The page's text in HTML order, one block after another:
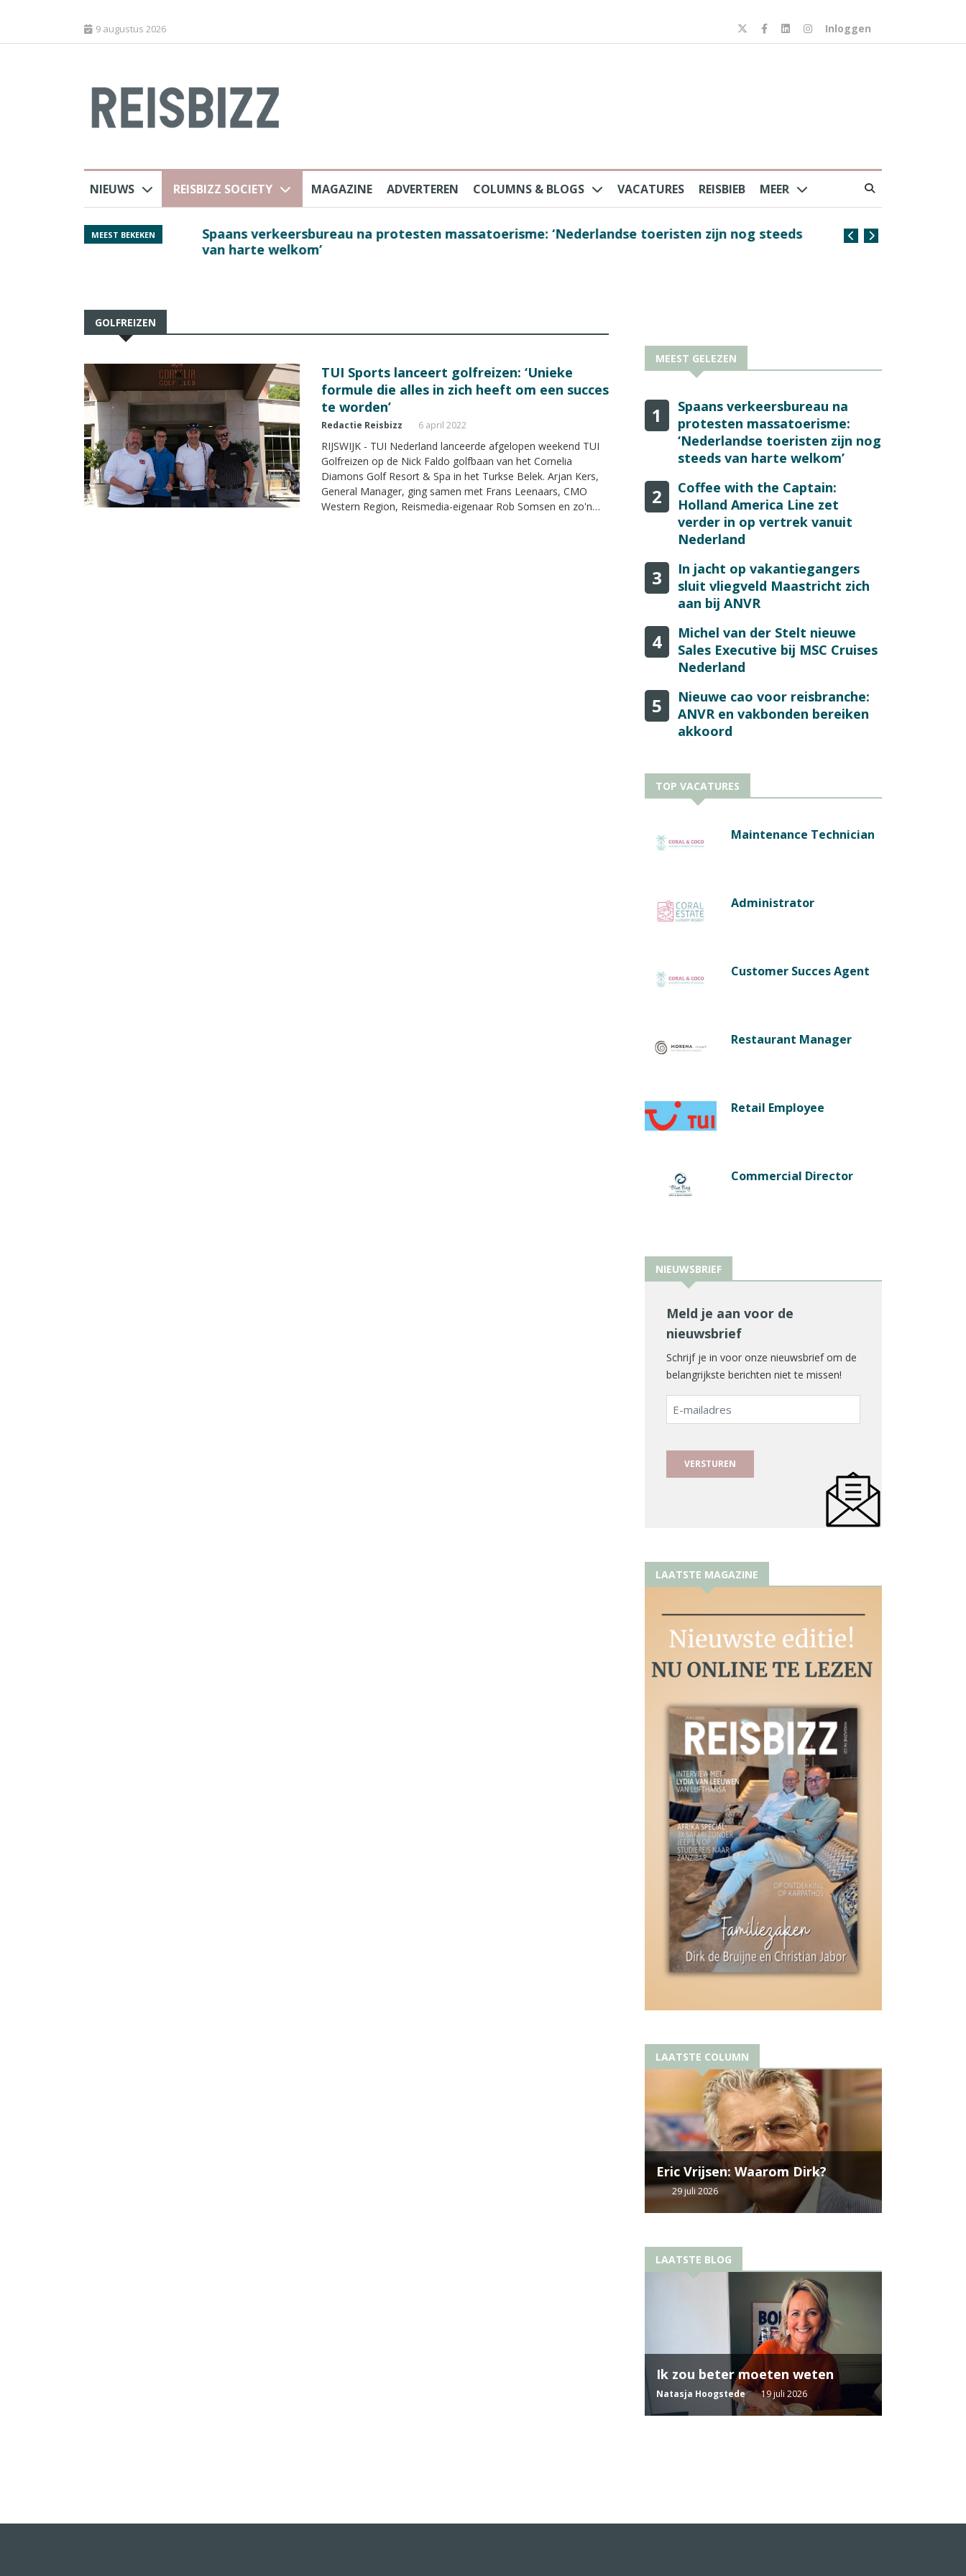
9 augustus 2026 Inloggen
NIEUWS REISBIZZ SOCIETY MAGAZINE ADVERTEREN COLUMNS & BLOGS VACATURES REISBIEB MEER
MEEST BEKEKEN
Spaans verkeersbureau na protesten massatoerisme: ‘Nederlandse toeristen zijn nog steeds
van harte welkom’
Coffee with the
GOLFREIZEN
TUI Sports lanceert golfreizen: ‘Unieke
formule die alles in zich heeft om een succes
te worden’
Redactie Reisbizz 6 april 2022
RIJSWIJK - TUI Nederland lanceerde afgelopen weekend TUI
Golfreizen op de Nick Faldo golfbaan van het Cornelia
Diamons Golf Resort & Spa in het Turkse Belek. Arjan Kers,
General Manager, ging samen met Frans Leenaars, CMO
Western Region, Reismedia-eigenaar Rob Somsen en zo'n
MEEST GELEZEN
1
Spaans verkeersbureau na
protesten massatoerisme:
‘Nederlandse toeristen zijn nog
steeds van harte welkom’
2
Coffee with the Captain:
Holland America Line zet
verder in op vertrek vanuit
Nederland
3
In jacht op vakantiegangers
sluit vliegveld Maastricht zich
aan bij ANVR
4
Michel van der Stelt nieuwe
Sales Executive bij MSC Cruises
Nederland
5
Nieuwe cao voor reisbranche:
ANVR en vakbonden bereiken
akkoord
TOP VACATURES
Maintenance Technician
Administrator
Customer Succes Agent
Restaurant Manager
Retail Employee
Commercial Director
NIEUWSBRIEF
Meld je aan voor de
nieuwsbrief
Schrijf je in voor onze nieuwsbrief om de
belangrijkste berichten niet te missen!
E-
mailadres
LAATSTE MAGAZINE
LAATSTE COLUMN
Eric Vrijsen: Waarom Dirk?
29 juli 2026
LAATSTE BLOG
Ik zou beter moeten weten
Natasja Hoogstede 19 juli 2026